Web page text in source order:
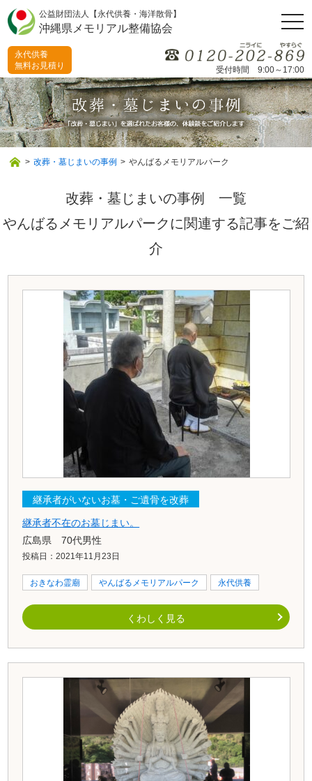
公益財団法人【永代供養・海洋散骨】
沖縄県メモリアル整備協会
受付時間 9:00～17:00
永代供養
無料お見積り
> 改葬・墓じまいの事例 > やんばるメモリアルパーク
改葬・墓じまいの事例 一覧
やんばるメモリアルパークに関連する記事をご紹
介
継承者がいないお墓・ご遺骨を改葬
継承者不在のお墓じまい。
広島県 70代男性
投稿日：2021年11月23日
おきなわ霊廟 やんばるメモリアルパーク 永代供養
くわしく見る